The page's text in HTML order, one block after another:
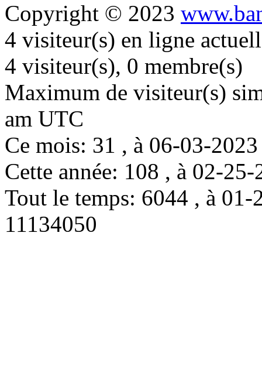
Copyright © 2023
4 visiteur(s) en ligne
4 visiteur(s), 0 membre(s)
Maximum de visiteur(s)
am UTC
Ce mois: 31 , à 06-03-
Cette année: 108 , à 02-
Tout le temps: 6044 , à
11134050